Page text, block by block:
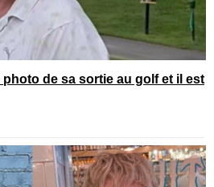
de sa sortie au golf et il est